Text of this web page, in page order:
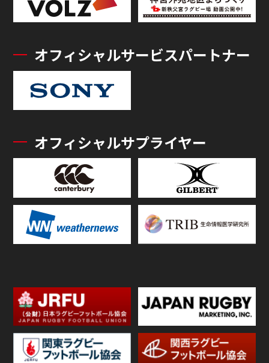
オフィシャルサービスパートナー
オフィシャルサプライヤー